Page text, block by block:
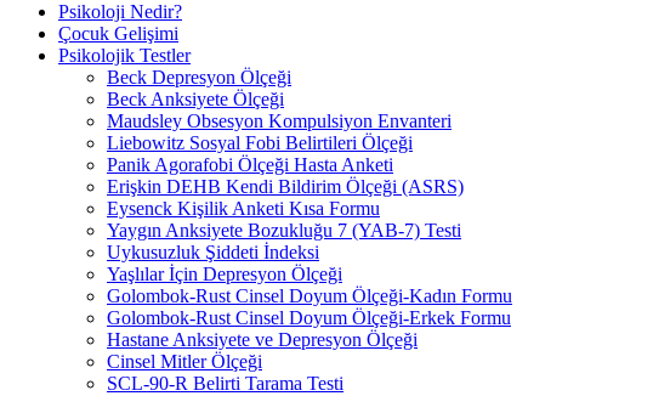
Psikoloji Nedir?
Çocuk Gelişimi
Psikolojik Testler
Beck Depresyon Ölçeği
Beck Anksiyete Ölçeği
Maudsley Obsesyon Kompulsiyon Envanteri
Liebowitz Sosyal Fobi Belirtileri Ölçeği
Panik Agorafobi Ölçeği Hasta Anketi
Erişkin DEHB Kendi Bildirim Ölçeği (ASRS)
Eysenck Kişilik Anketi Kısa Formu
Yaygın Anksiyete Bozukluğu 7 (YAB-7) Testi
Uykusuzluk Şiddeti İndeksi
Yaşlılar İçin Depresyon Ölçeği
Golombok-Rust Cinsel Doyum Ölçeği-Kadın Formu
Golombok-Rust Cinsel Doyum Ölçeği-Erkek Formu
Hastane Anksiyete ve Depresyon Ölçeği
Cinsel Mitler Ölçeği
SCL-90-R Belirti Tarama Testi